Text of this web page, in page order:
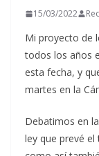
15/03/2022
Mi proyecto de
todos los años
esta fecha, y
martes en la
Debatimos en
ley que prevé